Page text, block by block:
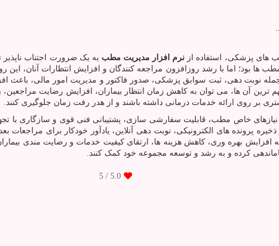
‌های پزشکی، استفاده از نرم‌ افزار مدیریت مطب به یک ضرورت اجتناب‌
بود؛ اما با رشد روزافزون مراجعه‌ کنندگان و افزایش انتظارات آنان، این
نوبت ‌دهی، ثبت سوابق پزشکی، صدور فاکتور و مدیریت امور مالی، باعث
‌ترین آن ‌ها، می‌ توان به کاهش زمان انتظار بیماران، افزایش رضایت
بر روی ارائه خدمات درمانی داشته باشند و از هدر رفت زمان جلوگیری کنند.
خاص مطب، قابلیت سفارشی ‌سازی، پشتیبانی فنی قوی و سازگاری با
پرونده‌ های الکترونیکی، نوبت ‌دهی آنلاین، یادآور خودکار برای
بهره ‌وری، کاهش هزینه ‌ها، ارتقای کیفیت خدمات و رضایت‌ مندی
کرده و به رشد و توسعه مجموعه خود کمک کنند.
5.0
/ 5